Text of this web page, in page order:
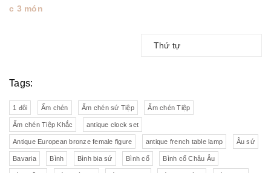
c 3 món
Thứ tự
Tags:
1 đôi Ấm chén Ấm chén sứ Tiệp Ấm chén Tiệp
Ấm chén Tiệp Khắc antique clock set
Antique European bronze female figure antique french table lamp Âu sứ
Bavaria Bình Bình bia sứ Bình cổ Bình cổ Châu Âu